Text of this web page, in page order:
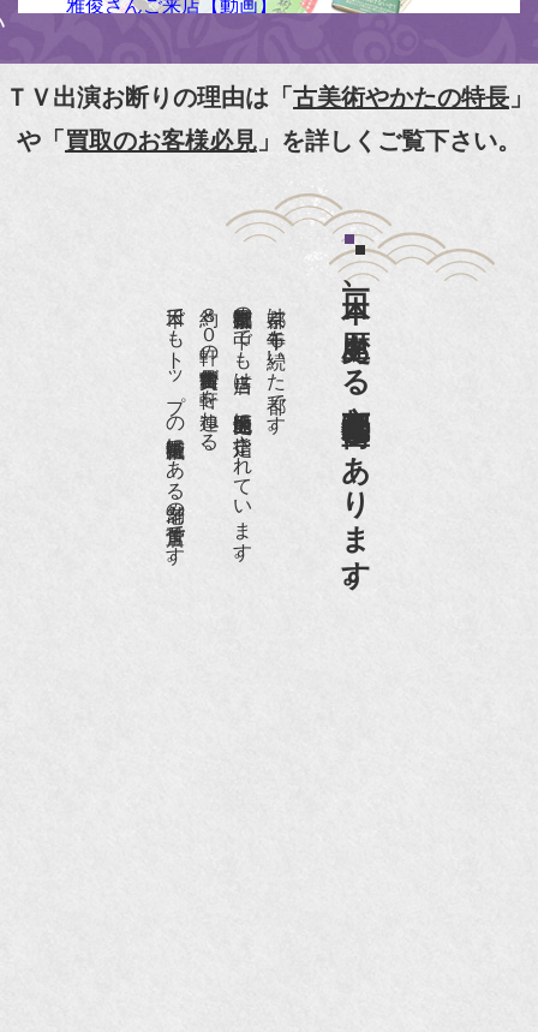
雅俊さんご来店【動画】
【動画】
『京都新聞』とKBS京都で鴨東まちなか美術館を
『和楽』7月号 樋口可南子さんがお店へ！！
『樋口可南子の古寺散歩』（5月17日発行）
NHK「趣味Do楽」とよた真帆さんご来店！【動
NHK『美の壺』（4月24日放送）
『和楽』10月号
『Hanako 京都案内』
『FIGARO japon』12月号
ＴＶ出演お断りの理由は「古美術やかたの特長 」
や「買取のお客様必見 」を詳しくご覧下さい。
日本一、歴史ある
京都祇園骨董街にあります。
京都は千年も続いた都です。
京都祇園骨董街の中でも当店は、歴史的保全地区に指定されています。
約８０軒の古美術骨董商が軒を連ねる、
日本でもトップの祇園骨董街にある老舗の骨董店です。